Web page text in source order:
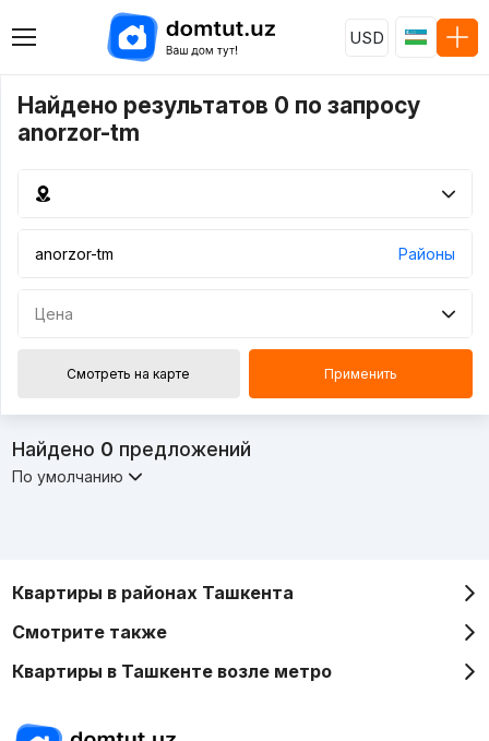
USD
Найдено результатов 0 по запросу
anorzor-tm
Районы
Цена
Смотреть на карте Применить
Найдено 0 предложений
По умолчанию
Квартиры в районах Ташкента
Смотрите также
Квартиры в Ташкенте возле метро